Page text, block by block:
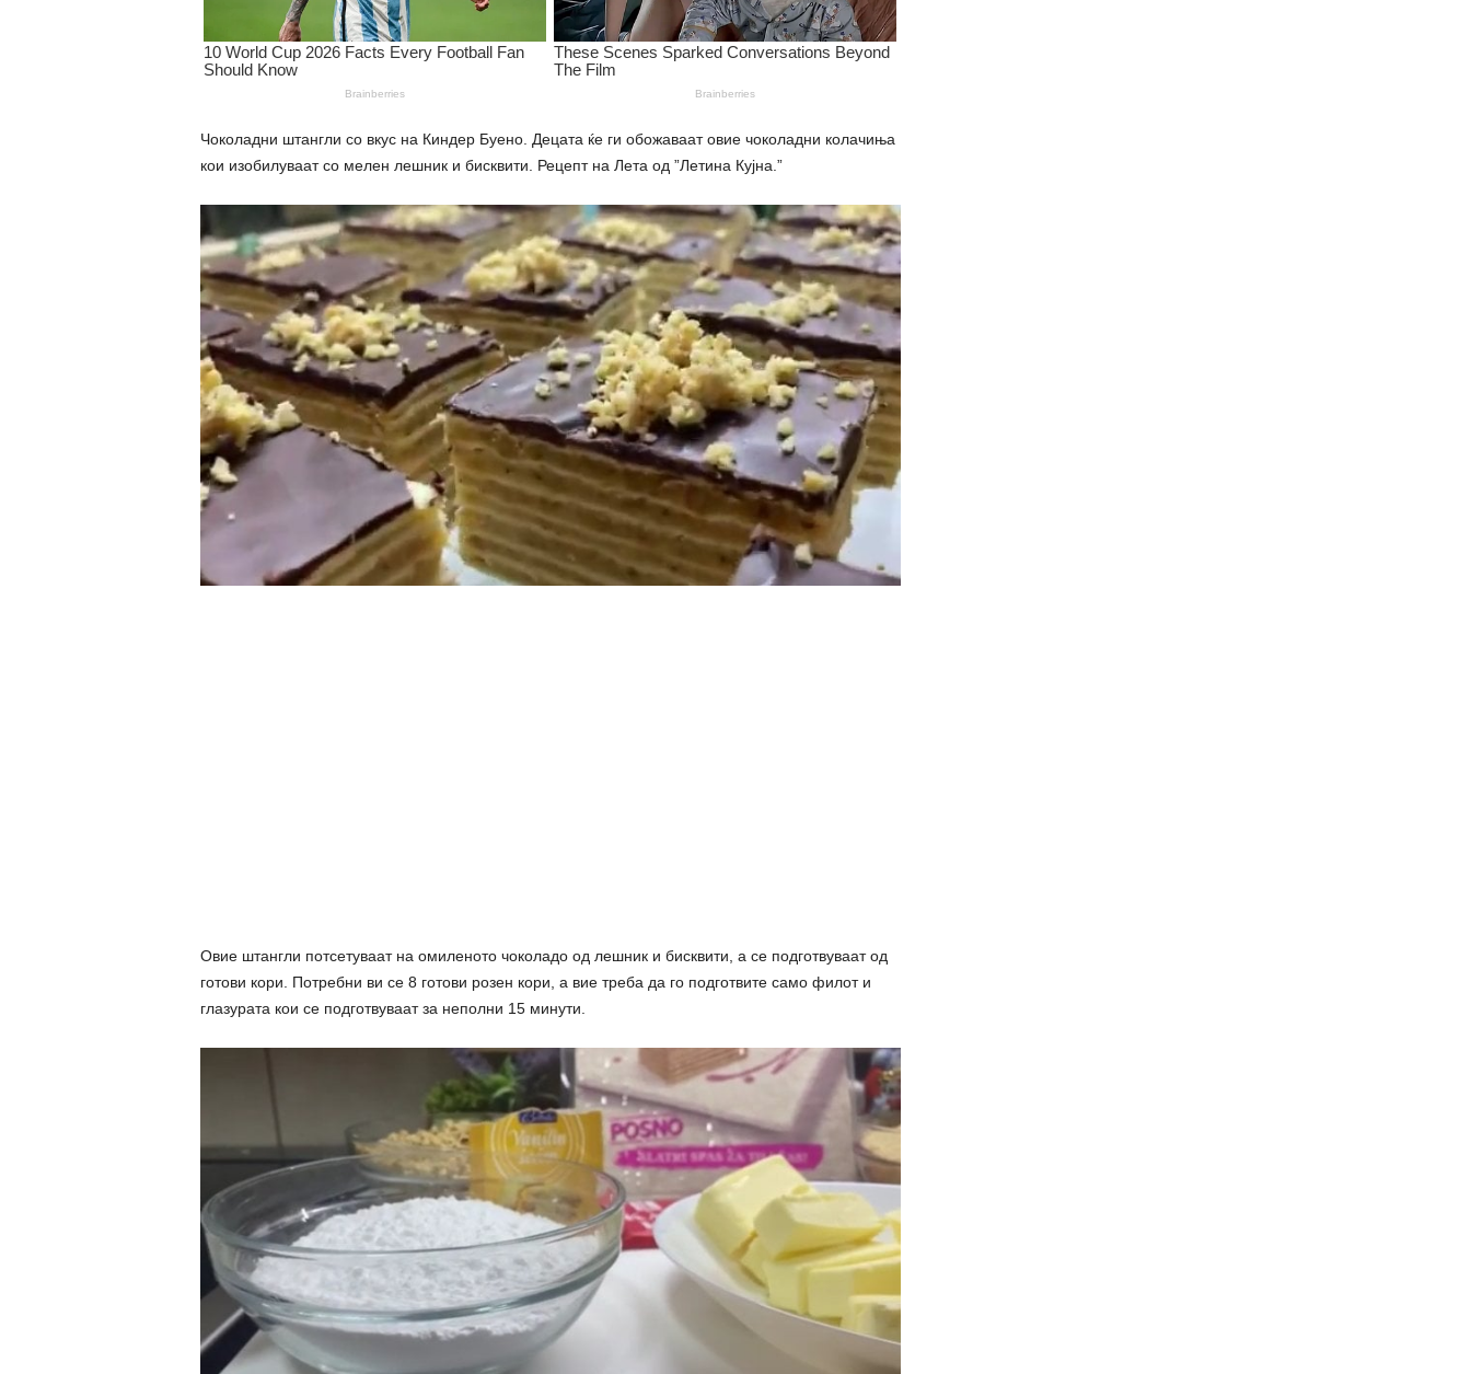
Чоколадни штангли со вкус на Киндер Буено. Децата ќе ги обожаваат овие чоколадни колачиња
кои изобилуваат со мелен лешник и бисквити. Рецепт на Лета од ”Летина Кујна.”
Овие штангли потсетуваат на омиленото чоколадо од лешник и бисквити, а се подготвуваат од
готови кори. Потребни ви се 8 готови розен кори, а вие треба да го подготвите само филот и
глазурата кои се подготвуваат за неполни 15 минути.